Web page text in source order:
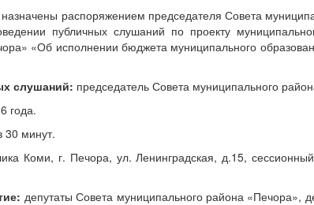
распоряжением председателя Совета
публичных слушаний по проекту
«Об исполнении бюджета муниципального
слушаний: председатель Совета муниципального
года.
30 минут.
Коми, г. Печора, ул. Ленинградская, д.15,
депутаты Совета муниципального района «Печора»,